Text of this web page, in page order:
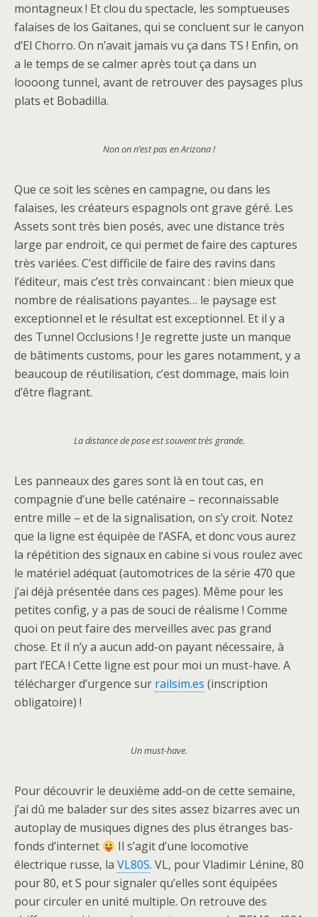
montagneux ! Et clou du spectacle, les somptueuses
falaises de los Gaitanes, qui se concluent sur le canyon
d’El Chorro. On n’avait jamais vu ça dans TS ! Enfin, on
a le temps de se calmer après tout ça dans un
loooong tunnel, avant de retrouver des paysages plus
plats et Bobadilla.
Non on n’est pas en Arizona !
Que ce soit les scènes en campagne, ou dans les
falaises, les créateurs espagnols ont grave géré. Les
Assets sont très bien posés, avec une distance très
large par endroit, ce qui permet de faire des captures
très variées. C’est difficile de faire des ravins dans
l’éditeur, mais c’est très convaincant : bien mieux que
nombre de réalisations payantes… le paysage est
exceptionnel et le résultat est exceptionnel. Et il y a
des Tunnel Occlusions ! Je regrette juste un manque
de bâtiments customs, pour les gares notamment, y a
beaucoup de réutilisation, c’est dommage, mais loin
d’être flagrant.
La distance de pose est souvent très grande.
Les panneaux des gares sont là en tout cas, en
compagnie d’une belle caténaire – reconnaissable
entre mille – et de la signalisation, on s’y croit. Notez
que la ligne est équipée de l’ASFA, et donc vous aurez
la répétition des signaux en cabine si vous roulez avec
le matériel adéquat (automotrices de la série 470 que
j’ai déjà présentée dans ces pages). Même pour les
petites config, y a pas de souci de réalisme ! Comme
quoi on peut faire des merveilles avec pas grand
chose. Et il n’y a aucun add-on payant nécessaire, à
part l’ECA ! Cette ligne est pour moi un must-have. A
télécharger d’urgence sur railsim.es (inscription
obligatoire) !
Un must-have.
Pour découvrir le deuxième add-on de cette semaine,
j’ai dû me balader sur des sites assez bizarres avec un
autoplay de musiques dignes des plus étranges bas-
fonds d’internet
Il s’agit d’une locomotive
électrique russe, la VL80S. VL, pour Vladimir Lénine, 80
pour 80, et S pour signaler qu’elles sont équipées
pour circuler en unité multiple. On retrouve des